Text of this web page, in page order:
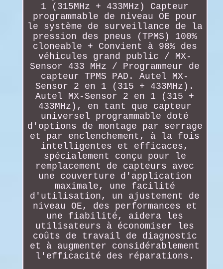
1 (315MHz + 433MHz) Capteur
programmable de niveau OE pour
le système de surveillance de la
pression des pneus (TPMS) 100%
cloneable + Convient à 98% des
véhicules grand public / MX-
Sensor 433 MHz / Programmeur de
capteur TPMS PAD. Autel MX-
Sensor 2 en 1 (315 + 433MHz).
Autel MX-Sensor 2 en 1 (315 +
433MHz), en tant que capteur
universel programmable doté
d'options de montage par serrage
et par enclenchement, à la fois
intelligentes et efficaces,
spécialement conçu pour le
remplacement de capteurs avec
une couverture d'application
maximale, une facilité
d'utilisation, un ajustement de
niveau OE, des performances et
une fiabilité, aidera les
utilisateurs à économiser les
coûts de travail de diagnostic
et à augmenter considérablement
l'efficacité des réparations.